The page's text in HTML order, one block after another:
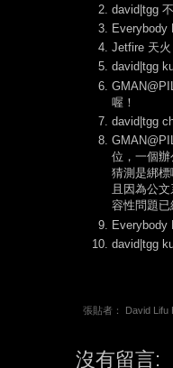
david|tgg
Everybody
Jetfire 天
david|tgg
喔！
david|tgg
位，一個
猜測是綁
且因為公
容性問題
Everybody
david|tgg
張貼者： David Lifu
沒有留言: